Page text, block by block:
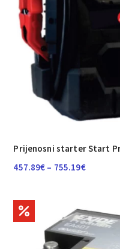
Prijenosni starter Start
457.89€ – 755.19€Raspon
457.89€
do
755.19€